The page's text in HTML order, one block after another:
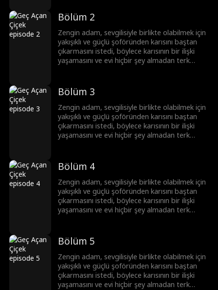
sevgilisi ceza aldı. Şoför de ayakları yere
basmanın önemini anladı ve köye geri döndü.
Bölüm 2
Zengin adam, sevgilisiyle birlikte olabilmek için
yakışıklı ve güçlü şoföründen karısını baştan
çıkarmasını istedi, böylece karısının bir ilişki
yaşamasını ve evi hiçbir şey almadan terk
sevgilisi ceza aldı. Şoför de ayakları yere
basmanın önemini anladı ve köye geri döndü.
Bölüm 3
Zengin adam, sevgilisiyle birlikte olabilmek için
yakışıklı ve güçlü şoföründen karısını baştan
çıkarmasını istedi, böylece karısının bir ilişki
yaşamasını ve evi hiçbir şey almadan terk
sevgilisi ceza aldı. Şoför de ayakları yere
basmanın önemini anladı ve köye geri döndü.
Bölüm 4
Zengin adam, sevgilisiyle birlikte olabilmek için
yakışıklı ve güçlü şoföründen karısını baştan
çıkarmasını istedi, böylece karısının bir ilişki
yaşamasını ve evi hiçbir şey almadan terk
sevgilisi ceza aldı. Şoför de ayakları yere
basmanın önemini anladı ve köye geri döndü.
Bölüm 5
Zengin adam, sevgilisiyle birlikte olabilmek için
yakışıklı ve güçlü şoföründen karısını baştan
çıkarmasını istedi, böylece karısının bir ilişki
yaşamasını ve evi hiçbir şey almadan terk